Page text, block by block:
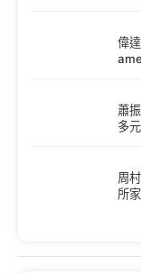
偉
蕭
多
周
所